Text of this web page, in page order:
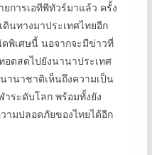
ยการเอทีพีทัวร์มาแล้ว ครั้ง
นทางมาประเทศไทยอีก
พิเศษนี้ นอจากจะมีข่าวที่
อดสดไปยังนานาประเทศ
านาชาติเห็นถึงความเป็น
ระดับโลก พร้อมทั้งยัง
ามปลอดภัยของไทยได้อีก